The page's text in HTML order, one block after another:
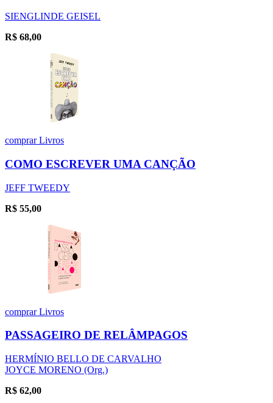
SIENGLINDE GEISEL
R$ 68,00
comprarLivros
COMO ESCREVER UMA CANÇÃO
JEFF TWEEDY
R$ 55,00
comprarLivros
PASSAGEIRO DE RELÂMPAGOS
HERMÍNIO BELLO DE CARVALHO
JOYCE MORENO (Org.)
R$ 62,00